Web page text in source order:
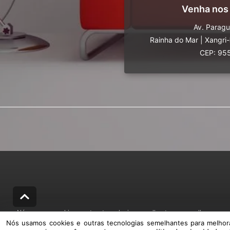
Venha
Av.
Rainha do Mar
CEP:
Nós usamos cookies e outras tecnologias semelhantes para melhorar a
Nós usamos cookies e outras tecnologias semelhantes para